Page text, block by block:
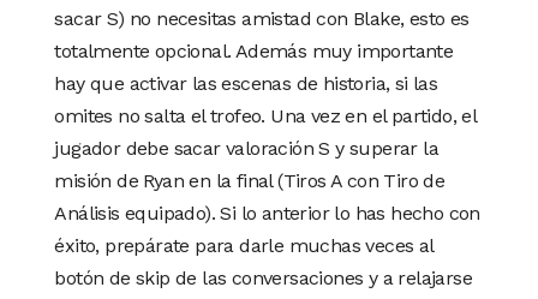
sacar S) no necesitas amistad con Blake, esto es
totalmente opcional. Además muy importante
hay que activar las escenas de historia, si las
omites no salta el trofeo. Una vez en el partido, el
jugador debe sacar valoración S y superar la
misión de Ryan en la final (Tiros A con Tiro de
Análisis equipado). Si lo anterior lo has hecho con
éxito, prepárate para darle muchas veces al
botón de skip de las conversaciones y a relajarse